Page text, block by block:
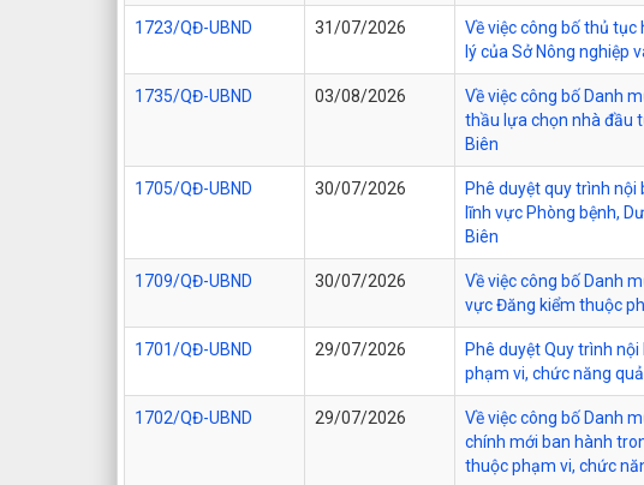
1723/QĐ-UBND 31/07/2026
Về việc công bố thủ
lý của Sở Nông nghiệp
1735/QĐ-UBND 03/08/2026
Về việc công bố Danh
thầu lựa chọn nhà đầu
Biên
1705/QĐ-UBND 30/07/2026
Phê duyệt quy trình
lĩnh vực Phòng bệnh,
Biên
1709/QĐ-UBND 30/07/2026
Về việc công bố Danh
vực Đăng kiểm thuộc
1701/QĐ-UBND 29/07/2026
Phê duyệt Quy trình
phạm vi, chức năng
1702/QĐ-UBND 29/07/2026
Về việc công bố Danh
chính mới ban hành
thuộc phạm vi, chức